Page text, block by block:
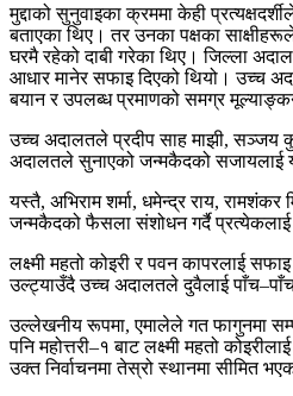
मुद्दाको सुनुवाइका क्रममा केही
बताएका थिए। तर उनका पक्षका
घरमै रहेको दाबी गरेका थिए। जिल्ला
आधार मानेर सफाइ दिएको थियो। उच्च
बयान र उपलब्ध प्रमाणको समग्र
उच्च अदालतले प्रदीप साह माझी, सञ्जय
अदालतले सुनाएको जन्मकैदको सजायलाई
यस्तै, अभिराम शर्मा, धमेन्द्र राय, रामशंकर
जन्मकैदको फैसला संशोधन गर्दै
लक्ष्मी महतो कोइरी र पवन कापरलाई
उल्ट्याउँदै उच्च अदालतले दुवैलाई
उल्लेखनीय रूपमा, एमालेले गत फागुनमा
पनि महोत्तरी–१ बाट लक्ष्मी महतो
उक्त निर्वाचनमा तेस्रो स्थानमा सीमित